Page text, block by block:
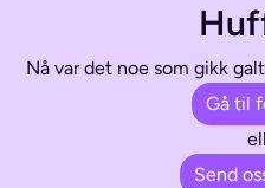
Nå var det noe som gikk
Gå til
Send